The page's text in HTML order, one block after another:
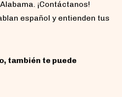
¡Contáctanos!
español y entienden tus
también te puede